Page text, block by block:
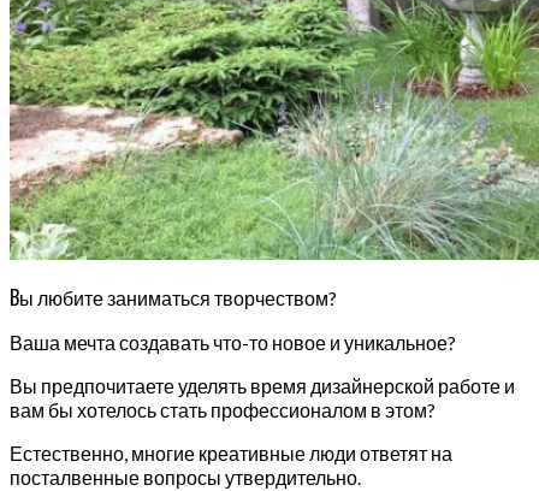
Вы любите заниматься творчеством?
Ваша мечта создавать что-то новое и уникальное?
Вы предпочитаете уделять время дизайнерской работе и
вам бы хотелось стать профессионалом в этом?
Естественно, многие креативные люди ответят на
посталвенные вопросы утвердительно.